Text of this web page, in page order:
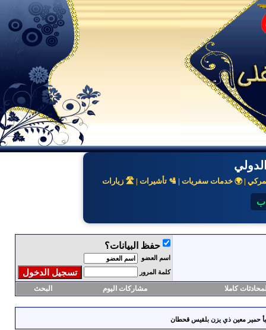
| 🌍 خدمات سفريات | 🛂 تأشيرات | 🛣️ زيارات
حفظ البيانات؟
اسم العضو
كلمة المرور
كاملا مشاركات اليوم البحث
سبأ حمير معين ذي يزن بلقيس قحطان